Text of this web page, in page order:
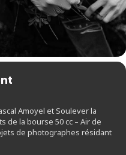
Amoyel et Soulever la
de la bourse 50 cc – Air de
de photographes résidant